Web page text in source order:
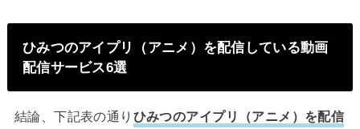
ひみつのアイプリ（アニメ）を配信している動画
配信サービス6選
結論、下記表の通り ひみつのアイプリ（アニメ）を配信